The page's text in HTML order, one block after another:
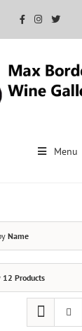
Menu
Name
12 Products